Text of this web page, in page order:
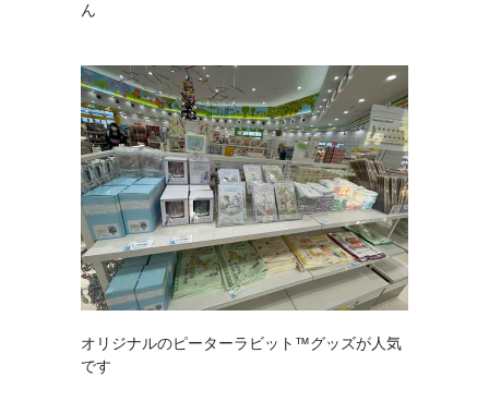
ん
オリジナルのピーターラビット™グッズが人気
です